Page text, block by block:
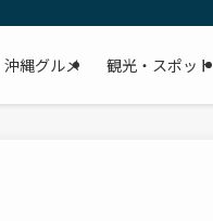
アルな一次情報をお届けします。
沖縄グルメ 観光・スポット